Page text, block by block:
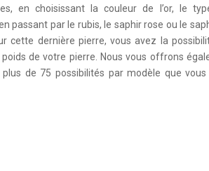
en choisissant la couleur de l’or, le
passant par le rubis, le saphir rose ou le
cette dernière pierre, vous avez la
de votre pierre. Nous vous offrons
de 75 possibilités par modèle que